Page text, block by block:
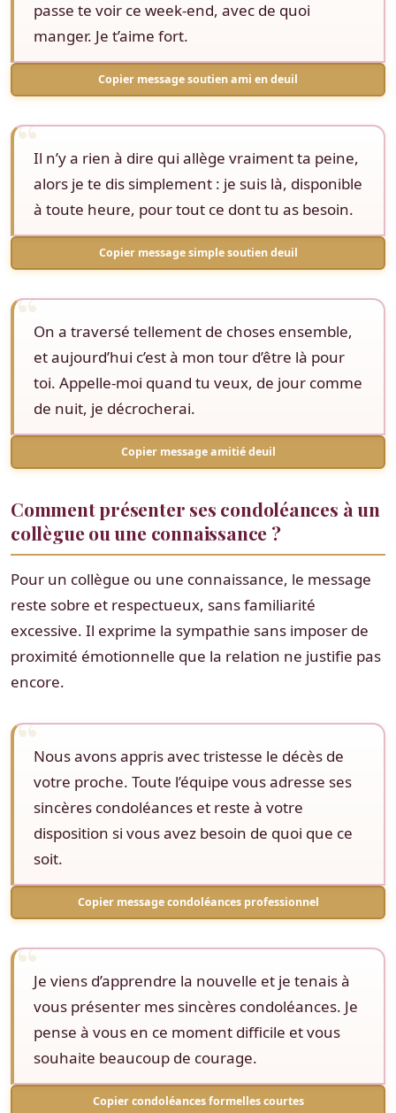
passe te voir ce week-end, avec de quoi
manger. Je t’aime fort.
Copier message soutien ami en deuil
Il n’y a rien à dire qui allège vraiment ta peine,
alors je te dis simplement : je suis là, disponible
à toute heure, pour tout ce dont tu as besoin.
Copier message simple soutien deuil
On a traversé tellement de choses ensemble,
et aujourd’hui c’est à mon tour d’être là pour
toi. Appelle-moi quand tu veux, de jour comme
de nuit, je décrocherai.
Copier message amitié deuil
Comment présenter ses condoléances à un
collègue ou une connaissance ?
Pour un collègue ou une connaissance, le message
reste sobre et respectueux, sans familiarité
excessive. Il exprime la sympathie sans imposer de
proximité émotionnelle que la relation ne justifie pas
encore.
Nous avons appris avec tristesse le décès de
votre proche. Toute l’équipe vous adresse ses
sincères condoléances et reste à votre
disposition si vous avez besoin de quoi que ce
soit.
Copier message condoléances professionnel
Je viens d’apprendre la nouvelle et je tenais à
vous présenter mes sincères condoléances. Je
pense à vous en ce moment difficile et vous
souhaite beaucoup de courage.
Copier condoléances formelles courtes